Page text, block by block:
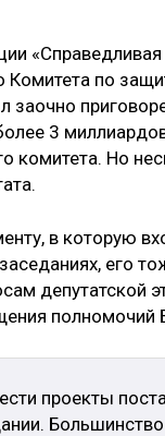
по
заочно
3
комитета. Но
в которую
его
депутатской
полномочий
проекты